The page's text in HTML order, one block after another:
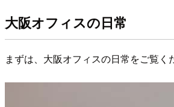
大阪オフィスの日常
まずは、大阪オフィスの日常をご覧く